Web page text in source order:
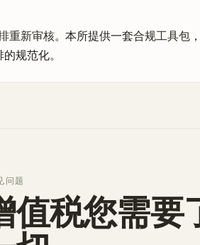
重新审核。本所提供一套合规工具包
规范化。
问题
值税您需要